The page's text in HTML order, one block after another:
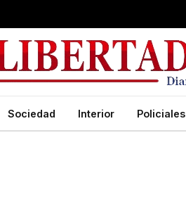
Sociedad Interior Policiales